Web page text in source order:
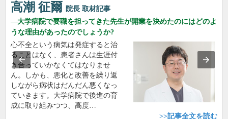
高潮 征爾 院長 取材記事
大学病院で要職を担ってきた先生が開業を決めたのにはどのよ
うな理由があったのでしょうか?
心不全という病気は発症すると治
ることはなく、患者さんは生涯付
き合っていかなくてはなりませ
ん。しかも、悪化と改善を繰り返
しながら病状はだんだん悪くなっ
ていきます。大学病院で後進の育
成に取り組みつつ、高度…
>>記事全文を読む